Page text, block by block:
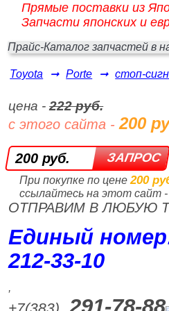
Прямые поставки из
Запчасти японских и
Прайс-Каталог запчастей в
Toyota ➞ Porte ➞ стоп-
цена -222 руб.
с этого сайта -200
200 руб.
При покупке по цене 200
ссылайтесь на этот сайт
ОТПРАВИМ В ЛЮБУЮ
Единый
212‑33‑10
,